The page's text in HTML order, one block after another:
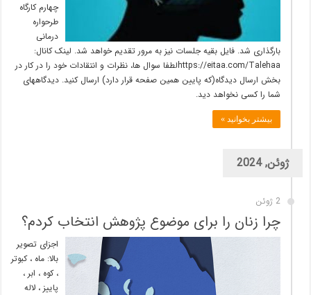
چهارم کارگاه
طرحواره
درمانی
بارگذاری شد. فایل بقیه جلسات نیز به مرور تقدیم خواهد شد. لینک کانال:
https://eitaa.com/Talehaaلطفا سوال ها، نظرات و انتقادات خود را در کار در
بخش ارسال دیدگاه(که پایین همین صفحه قرار دارد) ارسال کنید. دیدگاههای
شما را کسی نخواهد دید.
بیشتر بخوانید »
ژوئن, 2024
2 ژوئن
چرا زنان را برای موضوع پژوهش انتخاب کردم؟
اجزای تصویر
بالا: ماه ، کبوتر
، کوه ، ابر ،
پاییز ، لاله